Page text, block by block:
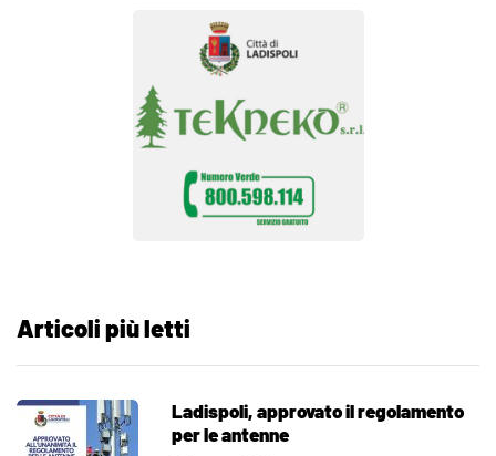
Articoli più letti
Ladispoli, approvato il regolamento
per le antenne